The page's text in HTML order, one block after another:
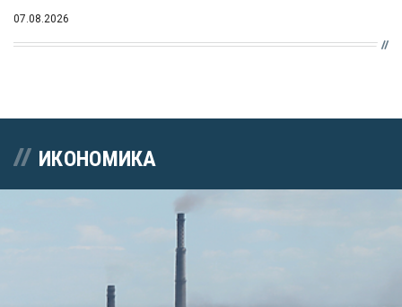
07.08.2026
ИКОНОМИКА